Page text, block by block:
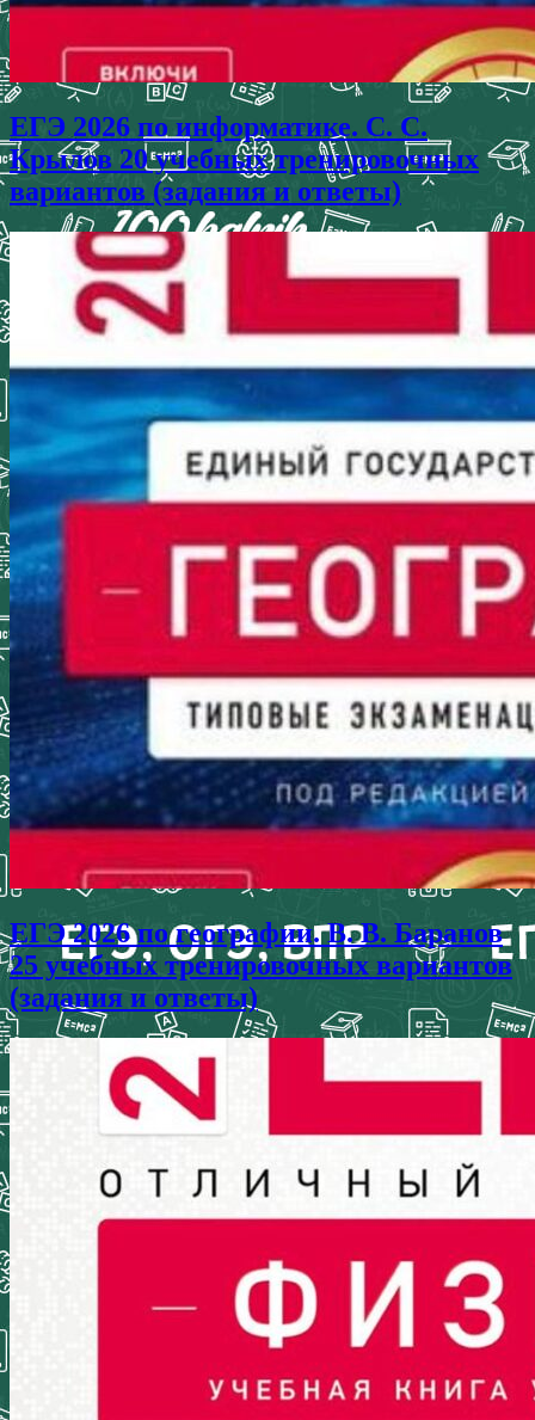
ЕГЭ 2026 по информатике. С. С.
Крылов 20 учебных тренировочных
вариантов (задания и ответы)
ЕГЭ 2026 по географии. В. В. Баранов
25 учебных тренировочных вариантов
(задания и ответы)